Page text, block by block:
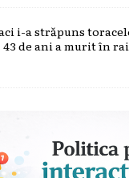
i-a străpuns
de ani a murit în